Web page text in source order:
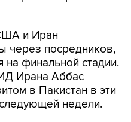
и Иран
через посредников,
на финальной стадии.
Ирана Аббас
в Пакистан в эти
недели.